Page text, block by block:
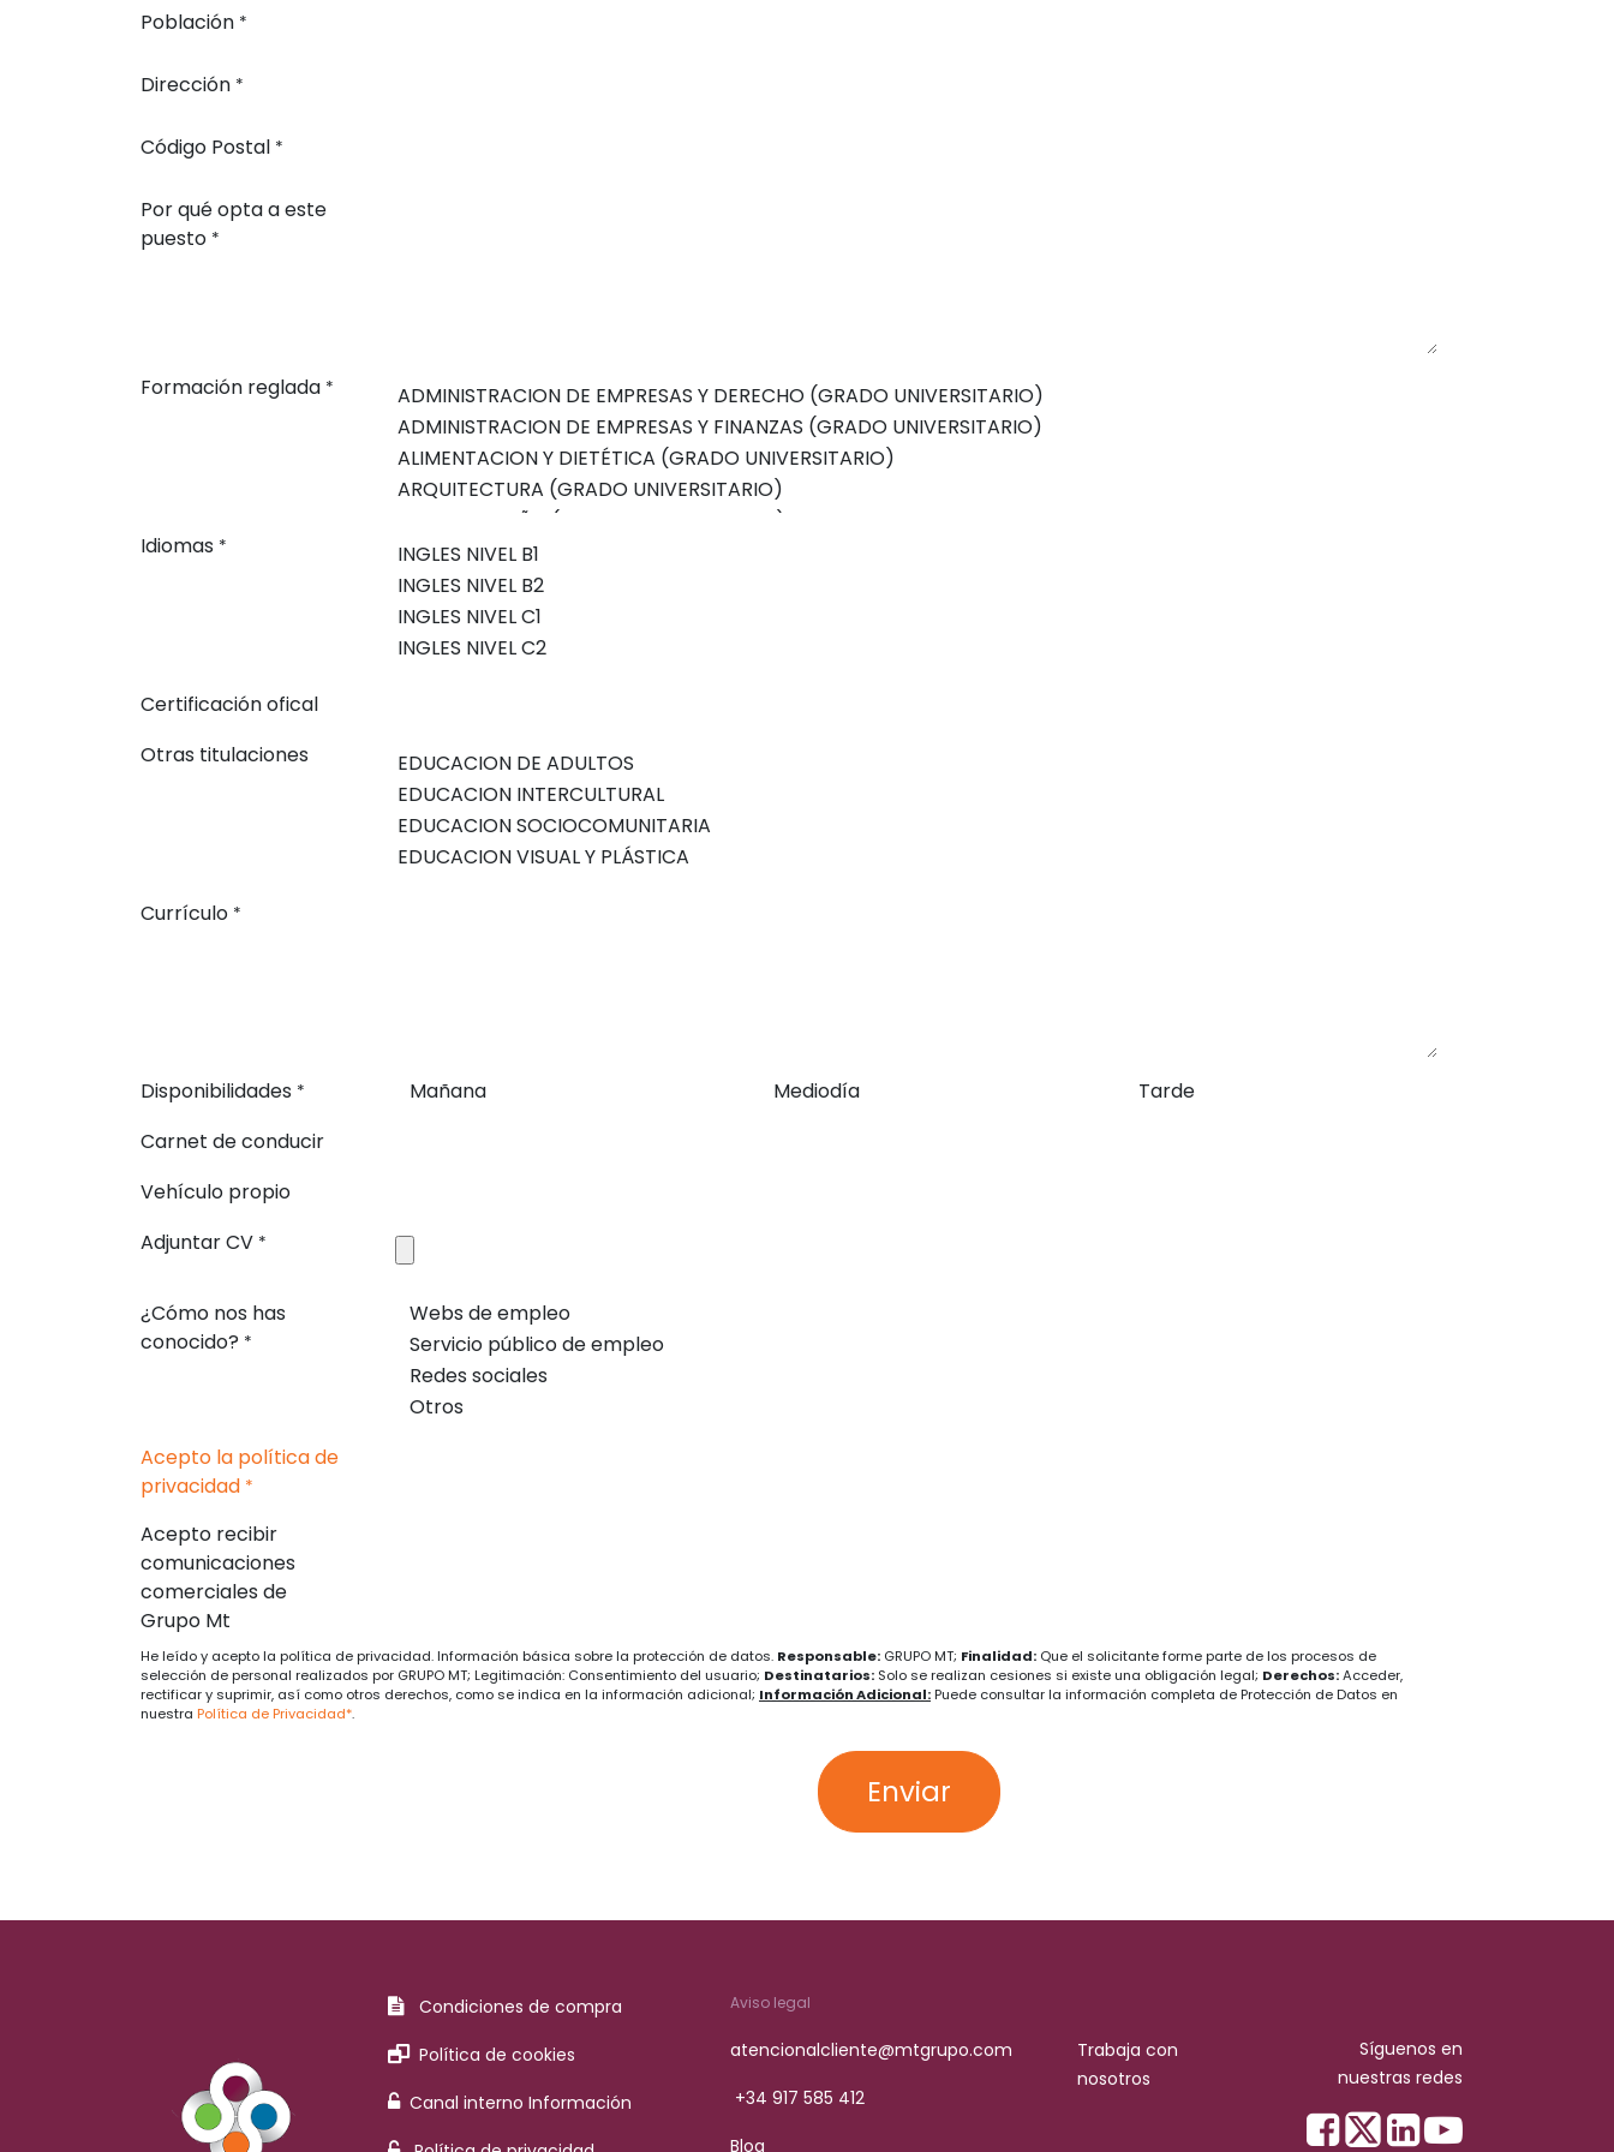
Población *
Dirección *
Código Postal *
Por qué opta a este
puesto *
Formación reglada *
Idiomas *
Certificación ofical
Otras titulaciones
Currículo *
Disponibilidades * Mañana Mediodía
Tarde
Carnet de conducir
Vehículo propio
Adjuntar CV *
¿Cómo nos has
conocido? *
Webs de empleo
Servicio público de empleo
Redes sociales
Otros
Acepto la política de
privacidad *
Acepto recibir
comunicaciones
comerciales de
Grupo Mt
He leído y acepto la política de privacidad. Información básica sobre la protección de datos. Responsable: GRUPO MT; Finalidad: Que el solicitante forme parte de los procesos de
selección de personal realizados por GRUPO MT; Legitimación: Consentimiento del usuario; Destinatarios: Solo se realizan cesiones si existe una obligación legal; Derechos:Acceder,
rectificar y suprimir, así como otros derechos, como se indica en la información adicional; Información Adicional:Puede consultar la información completa de Protección de Datos en
nuestra Política de Privacidad*.
Enviar
Condiciones de compra
Política de cookies
Canal interno Información
Aviso legal
atencionalcliente@mtgrupo.com
+34 917 585 412
Blog
Trabaja con
nosotros
Síguenos en
nuestras redes